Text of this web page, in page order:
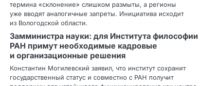
термина «склонение» слишком размыты, а регионы
уже вводят аналогичные запреты. Инициатива исходит
из Вологодской области.
Замминистра науки: для Института философии
РАН примут необходимые кадровые
и организационные решения
Константин Могилевский заявил, что институт сохранит
государственный статус и совместно с РАН получит